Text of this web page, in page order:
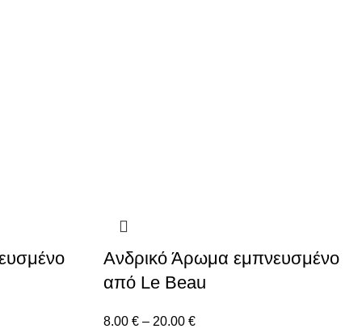
Ανδρικό Άρωμα εμπνευσμένο
από Le Beau
8.00 € – 20.00 €